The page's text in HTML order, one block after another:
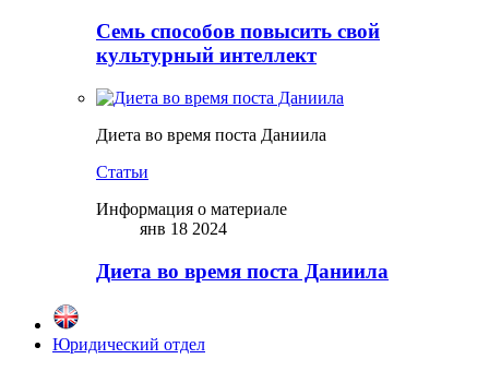
Семь способов повысить свой
культурный интеллект
Диета во время поста Даниила
Статьи
Информация о материале
янв 18 2024
Диета во время поста Даниила
Юридический отдел